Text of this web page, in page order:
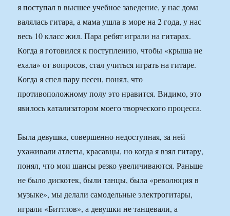
я поступал в высшее учебное заведение, у нас дома
валялась гитара, а мама ушла в море на 2 года, у нас
весь 10 класс жил. Пара ребят играли на гитарах.
Когда я готовился к поступлению, чтобы «крыша не
ехала» от вопросов, стал учиться играть на гитаре.
Когда я спел пару песен, понял, что
противоположному полу это нравится. Видимо, это
явилось катализатором моего творческого процесса.
Была девушка, совершенно недоступная, за ней
ухаживали атлеты, красавцы, но когда я взял гитару,
понял, что мои шансы резко увеличиваются. Раньше
не было дискотек, были танцы, была «революция в
музыке», мы делали самодельные электрогитары,
играли «Биттлов», а девушки не танцевали, а